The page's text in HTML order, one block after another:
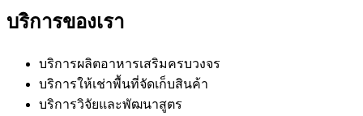
บริการของเรา
บริการผลิตอาหารเสริมครบวงจร
บริการให้เช่าพื้นที่จัดเก็บสินค้า
บริการวิจัยและพัฒนาสูตร